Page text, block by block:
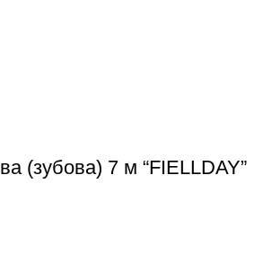
(зубова) 7 м “FIELLDAY”